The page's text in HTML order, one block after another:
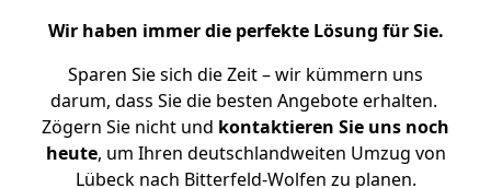
Wir haben immer die perfekte Lösung für Sie.
Sparen Sie sich die Zeit – wir kümmern uns
darum, dass Sie die besten Angebote erhalten.
Zögern Sie nicht und kontaktieren Sie uns noch
heute, um Ihren deutschlandweiten Umzug von
Lübeck nach Bitterfeld-Wolfen zu planen.